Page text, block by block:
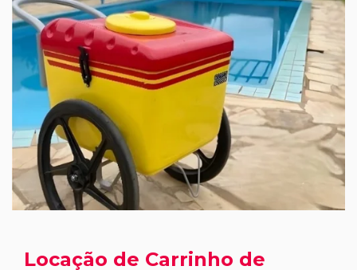
Locação de Carrinho de